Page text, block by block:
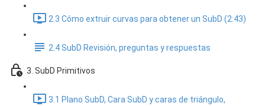
2.3 Cómo extruir curvas para obtener un SubD (2:43)
2.4 SubD Revisión, preguntas y respuestas
3. SubD Primitivos
3.1 Plano SubD, Cara SubD y caras de triángulo,